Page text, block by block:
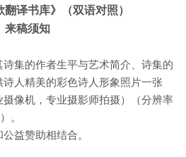
翻译书库》（双语对照）
来稿须知
集的作者生平与艺术简介、诗集的
人精美的彩色诗人形象照片一张
摄像机，专业摄影师拍摄）（分辨率
。
益赞助相结合。